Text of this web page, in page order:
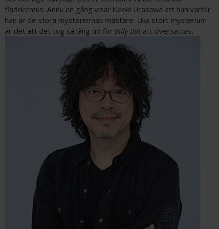
fladdermus. Ännu en gång visar Naoki Urasawa att han varför
han är de stora mysteriernas mästare. Lika stort mysterium
är det att det tog så lång tid för Billy Bat att översättas.